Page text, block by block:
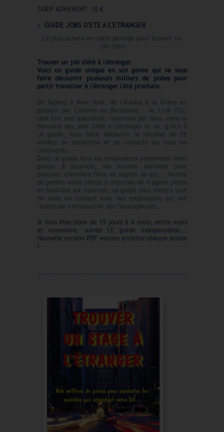
TARIF ADHERENT: 10 €
GUIDE JOBS D'ETE A L'ETRANGER
Le plus acheté en cette période pour trouver un
job d'été
Trouver un job d'été à l'étranger
Voici un guide unique en son genre qui va vous
faire découvrir plusieurs milliers de pistes pour
partir travailler à l'étranger l'été prochain.
De Sydney à New York, de l'Alaska à la Grèce en
passant par Londres ou Barcelone... le Club TELI
s'est fait une spécialité, reconnue par tous, dans le
domaine des jobs d'été à l'étranger et va, grâce à
ce guide, vous faire découvrir le résultat de 26
années de recherche et de contacts sur tous les
continents.
Dans ce guide,tous les employeurs présentent leurs
postes à pourvoir, les bonnes périodes pour
postuler, comment faire et auprès de qui... Inutile
de perdre votre temps à chercher de fragiles pistes
en fouillant sur internet, ce guide vous mettra tout
de suite en contact avec des employeurs qui ont
l'habitude d'embaucher des francophones...
Si vous êtes libre de 15 jours à 6 mois, entre mars
et novembre, suivez LE guide indispensable...
Nouvelle version PDF encore enrichie chaque année
!